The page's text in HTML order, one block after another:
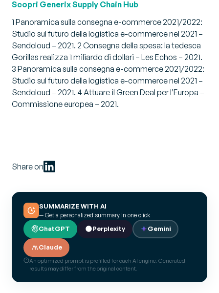
Scopri Generix Supply Chain Hub
1 Panoramica sulla consegna e-commerce 2021/2022:
Studio sul futuro della logistica e-commerce nel 2021 –
Sendcloud – 2021. 2 Consegna della spesa: la tedesca
Gorillas realizza 1 miliardo di dollari – Les Echos – 2021.
3 Panoramica sulla consegna e-commerce 2021/2022:
Studio sul futuro della logistica e-commerce nel 2021 –
Sendcloud – 2021. 4 Attuare il Green Deal per l’Europa –
Commissione europea – 2021.
Share on
SUMMARIZE WITH AI
— Get a personalized summary in one click
ChatGPT Perplexity Gemini
Claude
An optimized prompt is prefilled for each AI engine. Generated
results may differ from the original content.